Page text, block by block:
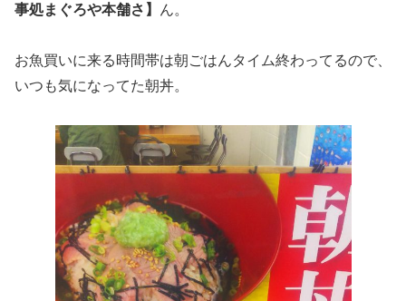
事処まぐろや本舗さ】
ん。
お魚買いに来る時間帯は朝ごはんタイム終わってるので、
いつも気になってた朝丼。